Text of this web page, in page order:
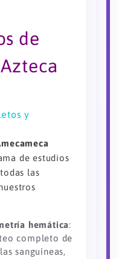
de
y
de estudios
las
hemática:
completo de
sanguíneas,